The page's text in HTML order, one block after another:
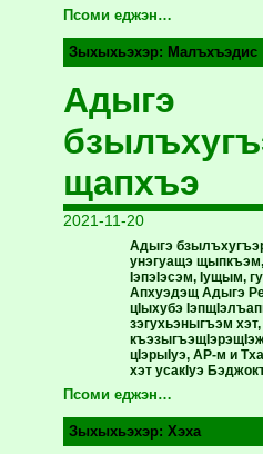
Псоми еджэн…
Зыхыхьэхэр: Малъхъэдис
Адыгэ
щапхъэ
2021-11-20
Адыгэ
унэгуащэ
IэпэIэсэм, Iущым,
Апхуэдэщ Адыгэ
цIыхубэ
зэгухьэныгъэм
цIэрыIуэ, АР-м и
хэт усакIуэ
Псоми еджэн…
Зыхыхьэхэр:Хэха